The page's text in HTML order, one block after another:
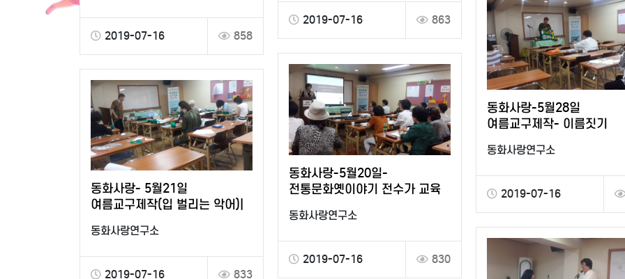
2019-07-16 858
2019-07-16 863
동화사랑-5월28일
여름교구제작- 이름짓기
동화사랑연구소
2019-07-16
동화사랑-5월20일-
전통문화옛이야기 전수가 교육
동화사랑연구소
2019-07-16 830
동화사랑- 5월21일
여름교구제작(입 벌리는 악어)|
동화사랑연구소
2019-07-16 833